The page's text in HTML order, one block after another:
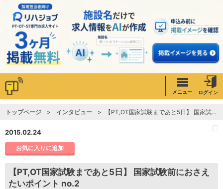
メニュー ログイン
トップページ インタビュー 【PT,OT国家試験まであと5日】 国家試験前におさえたいポイント no.2
2015.02.24
お気に入りに追加
【PT,OT国家試験まであと5日】 国家試験前におさえ
たいポイント no.2